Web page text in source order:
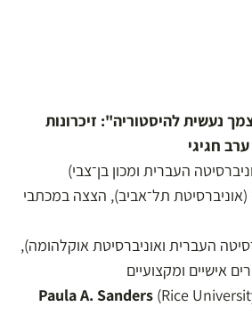
"אתה עצמך נעשית להיסטוריה": זיכרונות
חגיגי
העברית ומכון בן־צבי)
(אוניברסיטת תל־אביב), הצצה במכתבי
העברית ואוניברסיטת אוקלהומה),
אישיים ומקצועיים
Paula A. Sanders (Rice